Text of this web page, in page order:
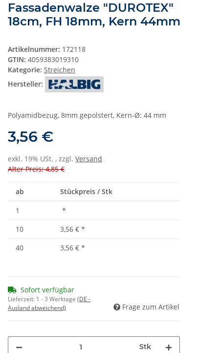
Fassadenwalze "DUROTEX"
18cm, FH 18mm, Kern 44mm
Artikelnummer: 172118
GTIN: 4059383019310
Kategorie: Streichen
Hersteller:
Polyamidbezug, 8mm gepolstert, Kern-Ø: 44 mm
3,56 €
exkl. 19% USt. , zzgl. Versand
Alter Preis: 4,85 €
ab Stückpreis / Stk
1
*
10
3,56 € *
40
3,56 € *
Sofort verfügbar
Lieferzeit: 1 - 3 Werktage (DE -
Ausland abweichend)
Frage zum Artikel
Stk